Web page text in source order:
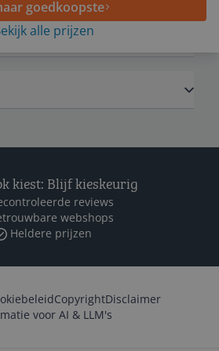
goedkoopste
alle prijzen
kiest: Blijf kieskeurig
reviews
webshops
Heldere prijzen
CopyrightDisclaimer
voor AI & LLM's